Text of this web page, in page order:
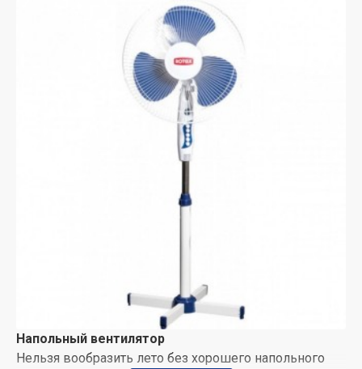
Напольный вентилятор
Нельзя вообразить лето без хорошего напольного